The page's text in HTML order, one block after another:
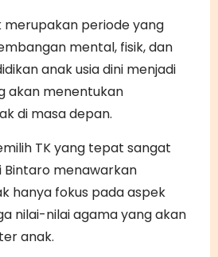
merupakan periode yang
mental, fisik, dan
anak usia dini menjadi
akan menentukan
di masa depan.
TK yang tepat sangat
Bintaro menawarkan
hanya fokus pada aspek
nilai-nilai agama yang akan
anak.